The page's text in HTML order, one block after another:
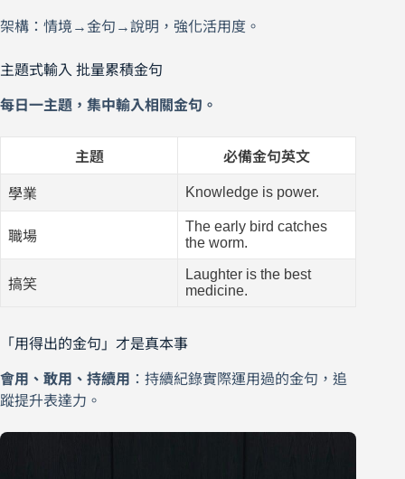
架構：情境→金句→說明，強化活用度。
主題式輸入 批量累積金句
每日一主題，集中輸入相關金句。
主題 必備金句英文
學業 Knowledge is power.
職場
The early bird catches
the worm.
搞笑
Laughter is the best
medicine.
「用得出的金句」才是真本事
會用、敢用、持續用 ：持續紀錄實際運用過的金句，追
蹤提升表達力。